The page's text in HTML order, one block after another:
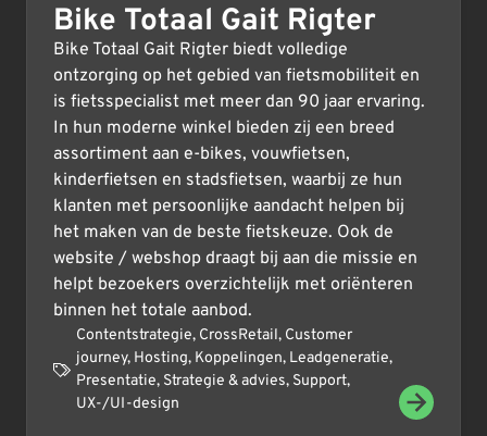
Bike Totaal Gait Rigter
Bike Totaal Gait Rigter biedt volledige
ontzorging op het gebied van fietsmobiliteit en
is fietsspecialist met meer dan 90 jaar ervaring.
In hun moderne winkel bieden zij een breed
assortiment aan e-bikes, vouwfietsen,
kinderfietsen en stadsfietsen, waarbij ze hun
klanten met persoonlijke aandacht helpen bij
het maken van de beste fietskeuze. Ook de
website / webshop draagt bij aan die missie en
helpt bezoekers overzichtelijk met oriënteren
binnen het totale aanbod.
Contentstrategie, CrossRetail, Customer
journey, Hosting, Koppelingen, Leadgeneratie,
Presentatie, Strategie & advies, Support,
UX-/UI-design